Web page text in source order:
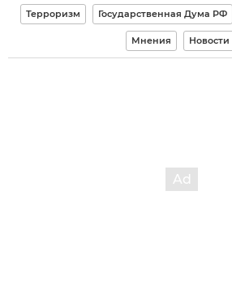
Терроризм Государственная Дума РФ
Мнения Новости